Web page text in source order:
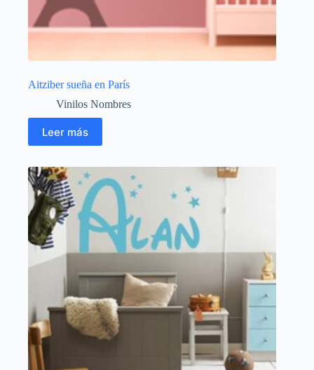
Aitziber sueña en París
Vinilos Nombres
Leer más